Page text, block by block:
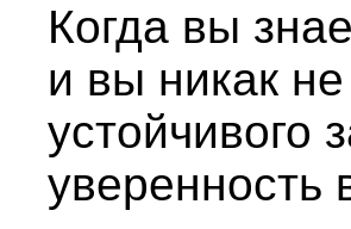
Когда вы
и вы никак
устойчивого
уверенность